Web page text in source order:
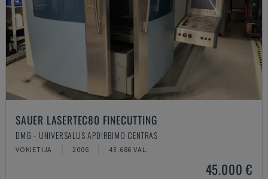
SAUER LASERTEC80 FINECUTTING
DMG - UNIVERSALUS APDIRBIMO CENTRAS
VOKIETIJA 2006 43.686 VAL.
45.000 €